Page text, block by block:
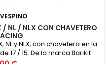
VESPINO
NL / NLX CON CHAVETERO
NL y NLX, con chavetero en la
17 / 15. De la marca Barikit